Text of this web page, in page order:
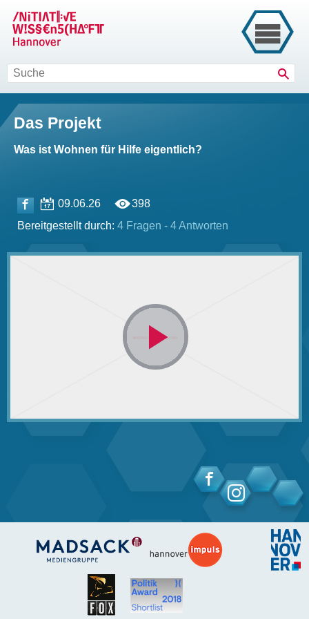
Das Projekt
Was ist Wohnen für Hilfe eigentlich?
09.06.26
398
Bereitgestellt durch: 4 Fragen - 4 Antworten
Video